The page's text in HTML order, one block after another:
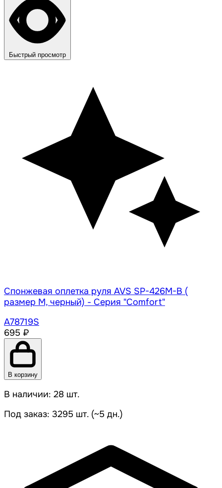
Быстрый просмотр
Спонжевая оплетка руля AVS SP-426M-B (
размер M, черный) - Серия "Comfort"
A78719S
695 ₽
В корзину
В наличии: 28 шт.
Под заказ: 3295 шт. (~5 дн.)